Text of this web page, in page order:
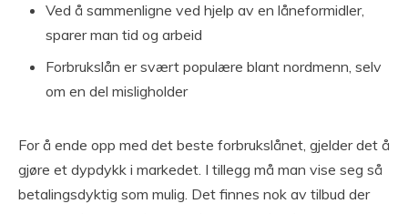
Ved å sammenligne ved hjelp av en låneformidler,
sparer man tid og arbeid
Forbrukslån er svært populære blant nordmenn, selv
om en del misligholder
For å ende opp med det beste forbrukslånet, gjelder det å
gjøre et dypdykk i markedet. I tillegg må man vise seg så
betalingsdyktig som mulig. Det finnes nok av tilbud der